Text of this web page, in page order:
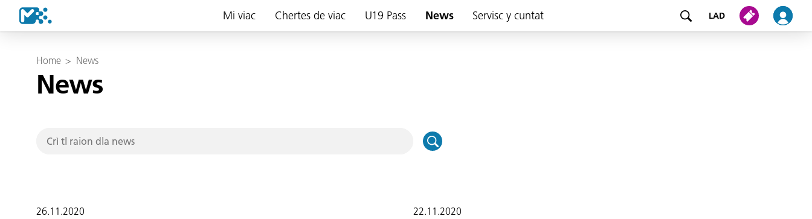
Mi viac Chertes de viac U19 Pass News Servisc y cuntat LAD
Home > News
News
26.11.2020 22.11.2020